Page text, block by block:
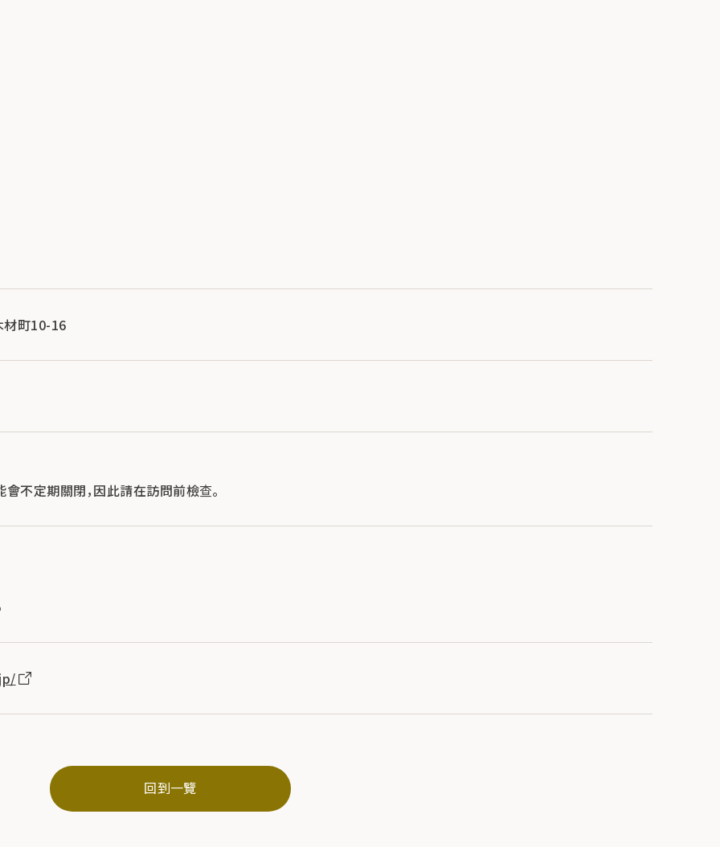
材町10-16
不定期關閉，因此請在訪問前檢查。
回到一覽